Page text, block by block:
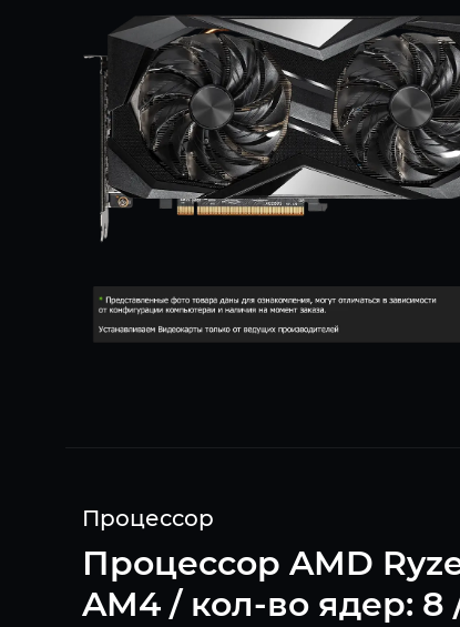
Процессор
Процессор AMD
AM4 / кол-во ядер: 8